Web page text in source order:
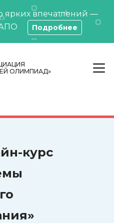
ярких впечатлений —
Подробнее
ОЛИМПИАД»
курс